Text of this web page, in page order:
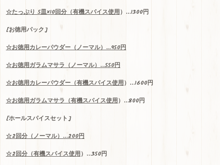
☆たっぷり5皿×10回分（有機スパイス使用）…1300円
[お徳用パック]
☆お徳用カレーパウダー（ノーマル）…950円
☆お徳用ガラムマサラ（ノーマル）…550円
☆お徳用カレーパウダー（有機スパイス使用）…1600円
☆お徳用ガラムマサラ（有機スパイス使用）…800円
[ホールスパイスセット]
☆2回分（ノーマル）…200円
☆2回分（有機スパイス使用）…350円